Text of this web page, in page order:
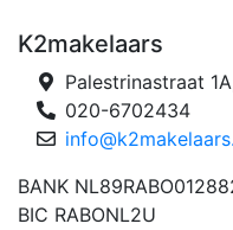
K2makelaars
Palestrinastraat
020-6702434
BANK
BIC RABONL2U